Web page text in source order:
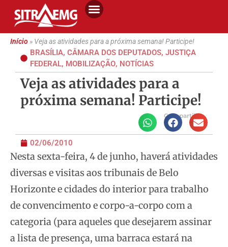
Início» Veja as atividades para a próxima semana! Participe!
BRASÍLIA, CÂMARA DOS DEPUTADOS, JUSTIÇA
FEDERAL, MOBILIZAÇÃO, NOTÍCIAS
Veja as atividades para a
próxima semana! Participe!
Compartilhe
02/06/2010
Nesta sexta-feira, 4 de junho, haverá atividades
diversas e visitas aos tribunais de Belo
Horizonte e cidades do interior para trabalho
de convencimento e corpo-a-corpo com a
categoria (para aqueles que desejarem assinar
a lista de presença, uma barraca estará na